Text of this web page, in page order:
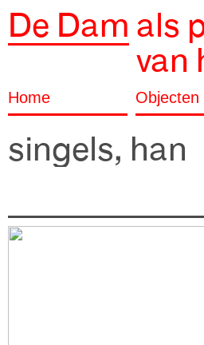
De Dam als
van
Home Objecten
singels, han